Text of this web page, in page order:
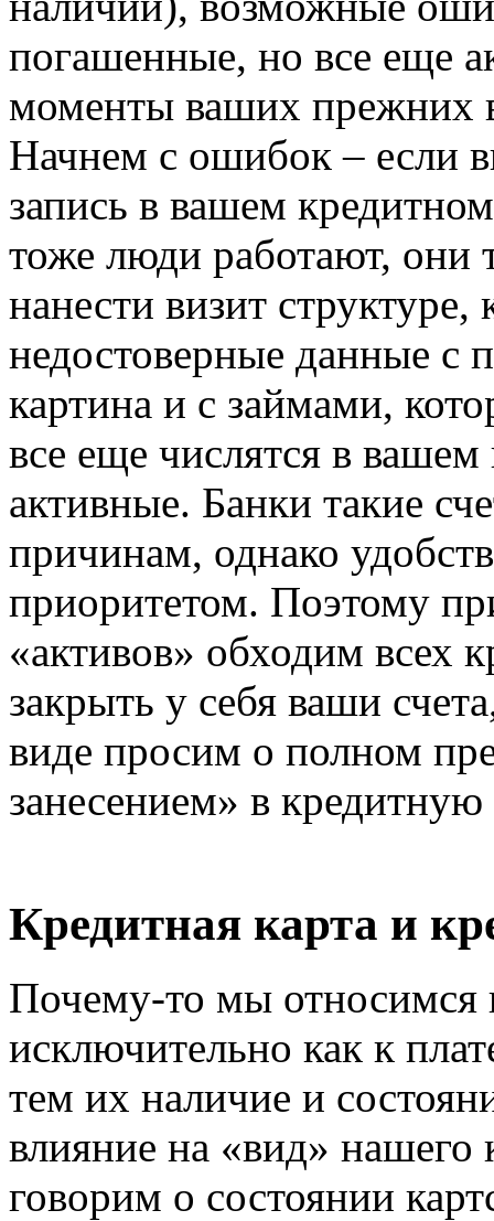
погашенные, но все еще
моменты ваших прежних
Начнем с ошибок – если
запись в вашем
тоже люди работают,
нанести визит
недостоверные данные с
картина и с займами,
все еще числятся в вашем
активные. Банки такие
причинам, однако
приоритетом. Поэтому
«активов» обходим всех
закрыть у себя ваши
виде просим о полном
занесением» в
Кредитная карта и
Почему-то мы относимся
исключительно как к
тем их наличие и
влияние на «вид» нашего
говорим о состоянии